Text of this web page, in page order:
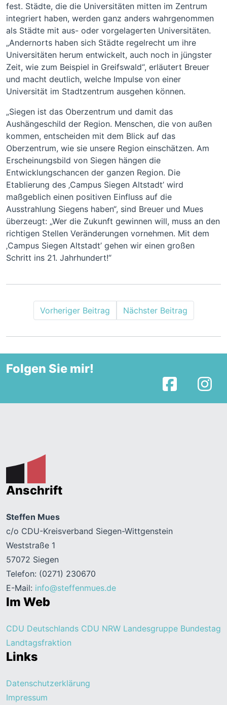
fest. Städte, die die Universitäten mitten im Zentrum
integriert haben, werden ganz anders wahrgenommen
als Städte mit aus- oder vorgelagerten Universitäten.
„Andernorts haben sich Städte regelrecht um ihre
Universitäten herum entwickelt, auch noch in jüngster
Zeit, wie zum Beispiel in Greifswald“, erläutert Breuer
und macht deutlich, welche Impulse von einer
Universität im Stadtzentrum ausgehen können.
„Siegen ist das Oberzentrum und damit das
Aushängeschild der Region. Menschen, die von außen
kommen, entscheiden mit dem Blick auf das
Oberzentrum, wie sie unsere Region einschätzen. Am
Erscheinungsbild von Siegen hängen die
Entwicklungschancen der ganzen Region. Die
Etablierung des ‚Campus Siegen Altstadt’ wird
maßgeblich einen positiven Einfluss auf die
Ausstrahlung Siegens haben“, sind Breuer und Mues
überzeugt: „Wer die Zukunft gewinnen will, muss an den
richtigen Stellen Veränderungen vornehmen. Mit dem
‚Campus Siegen Altstadt’ gehen wir einen großen
Schritt ins 21. Jahrhundert!“
Vorheriger Beitrag Nächster Beitrag
Folgen Sie mir!
Facebook
Anschrift
Steffen Mues
c/o CDU-Kreisverband Siegen-Wittgenstein
Weststraße 1
57072 Siegen
Telefon: (0271) 230670
E-Mail: info@steffenmues.de
Im Web
CDU Deutschlands CDU NRW Landesgruppe Bundestag
Landtagsfraktion
Links
Datenschutzerklärung
Impressum